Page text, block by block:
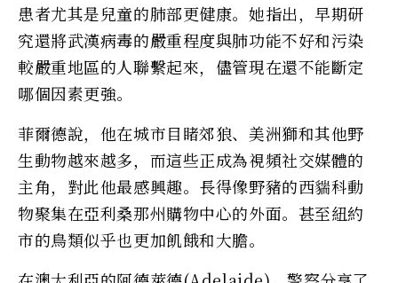
患者尤其是兒童的肺部更健康。她指出，早期研
究還將武漢病毒的嚴重程度與肺功能不好和污染
較嚴重地區的人聯繫起來，儘管現在還不能斷定
哪個因素更強。
菲爾德說，他在城市目睹郊狼、美洲獅和其他野
生動物越來越多，而這些正成為視頻社交媒體的
主角，對此他最感興趣。長得像野豬的西貒科動
物聚集在亞利桑那州購物中心的外面。甚至紐約
市的鳥類似乎也更加飢餓和大膽。